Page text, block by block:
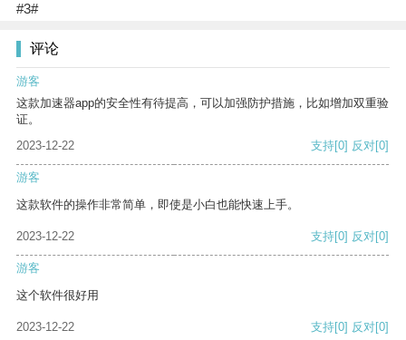
#3#
评论
游客
这款加速器app的安全性有待提高，可以加强防护措施，比如增加双重验
证。
2023-12-22
支持[0] 反对[0]
游客
这款软件的操作非常简单，即使是小白也能快速上手。
2023-12-22 支持[0] 反对[0]
游客
这个软件很好用
2023-12-22 支持[0] 反对[0]